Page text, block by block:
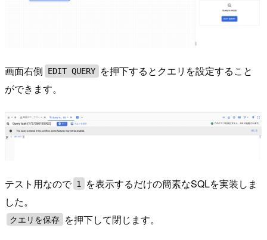
画面右側 EDIT QUERY
を押下するとクエリを設定すること
ができます。
テスト用なので 1
を表示するだけの簡素なSQLを実装しま
した。
クエリを保存 を押下して閉じます。